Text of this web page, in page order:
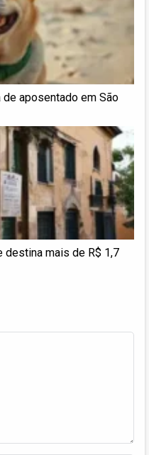
de aposentado em São
destina mais de R$ 1,7